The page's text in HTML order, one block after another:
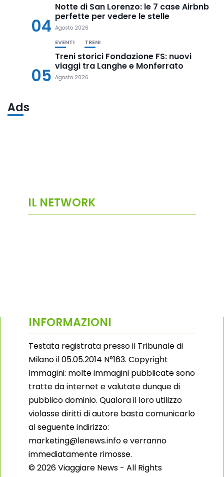
04
Notte di San Lorenzo: le 7 case Airbnb
perfette per vedere le stelle
Agosto 2026
05
EVENTI TRENI
Treni storici Fondazione FS: nuovi
viaggi tra Langhe e Monferrato
Agosto 2026
Ads
IL NETWORK
INFORMAZIONI
Testata registrata presso il Tribunale di
Milano il 05.05.2014 N°163. Copyright
Immagini: molte immagini pubblicate sono
tratte da internet e valutate dunque di
pubblico dominio. Qualora il loro utilizzo
violasse diritti di autore basta comunicarlo
al seguente indirizzo:
marketing@lenews.info e verranno
immediatamente rimosse.
© 2026 Viaggiare News - All Rights